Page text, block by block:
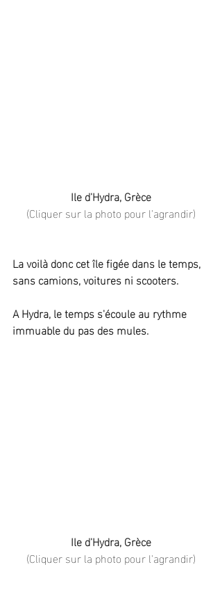
Ile d'Hydra, Grèce
(Cliquer sur la photo pour l'agrandir)
La voilà donc cet île figée dans le temps,
sans camions, voitures ni scooters.
A Hydra, le temps s'écoule au rythme
immuable du pas des mules.
Ile d'Hydra, Grèce
(Cliquer sur la photo pour l'agrandir)